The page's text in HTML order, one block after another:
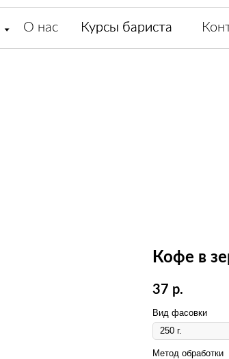
О нас Курсы бариста
Курсы бариста
Кофе в
37 р.
Вид фасовки
Метод обработки